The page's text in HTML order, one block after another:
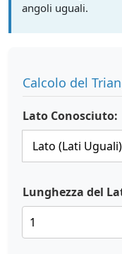
angoli uguali.
Calcolo del
Lato Conosciuto:
Lunghezza del